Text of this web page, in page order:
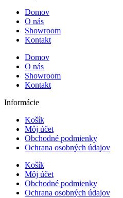
Domov
O nás
Showroom
Kontakt
Domov
O nás
Showroom
Kontakt
Informácie
Košík
Môj účet
Obchodné podmienky
Ochrana osobných údajov
Košík
Môj účet
Obchodné podmienky
Ochrana osobných údajov